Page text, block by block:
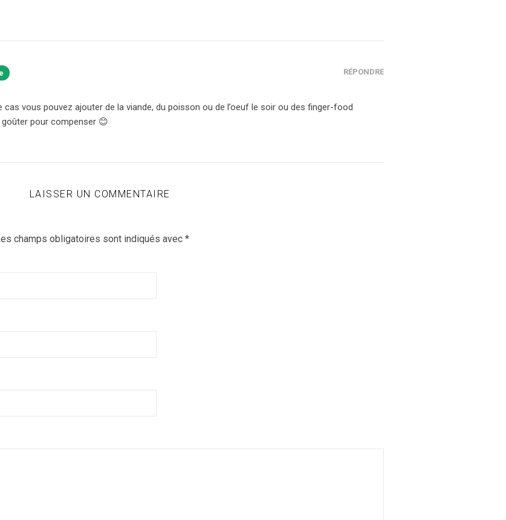
RÉPONDRE
cas vous pouvez ajouter de la viande, du poisson ou de l’oeuf le soir ou des finger-food
pour compenser 😊
LAISSER UN COMMENTAIRE
champs obligatoires sont indiqués avec *